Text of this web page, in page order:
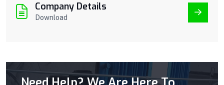
Company Details
Download